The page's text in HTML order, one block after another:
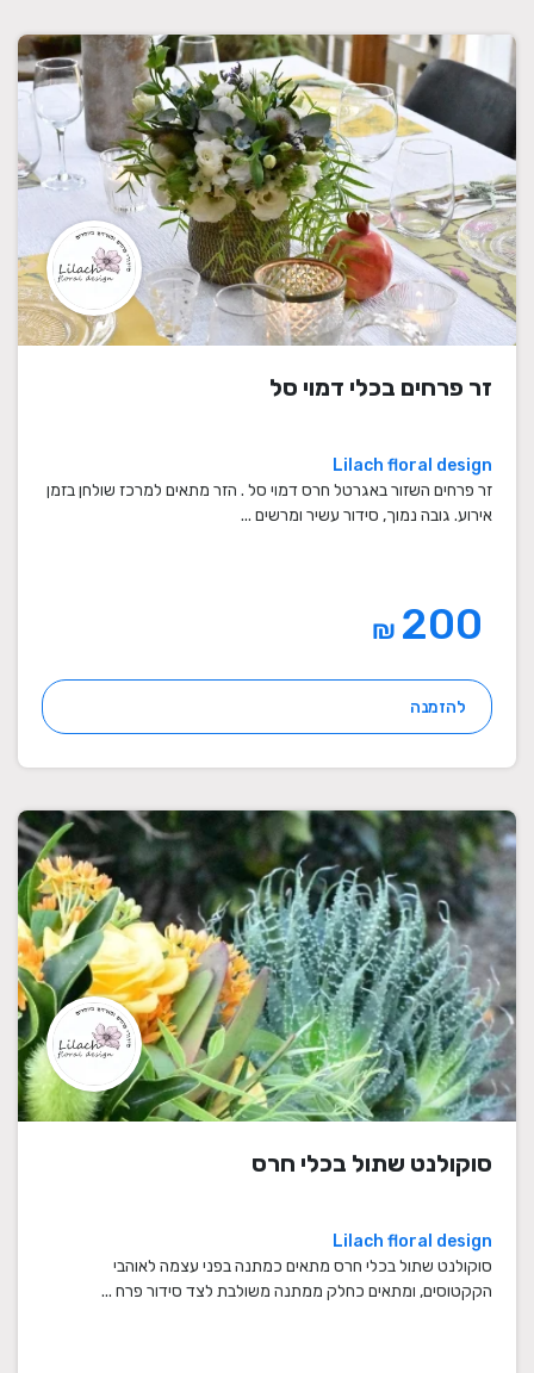
זר פרחים בכלי דמוי סל
Lilach floral design
זר פרחים השזור באגרטל חרס דמוי סל . הזר מתאים למרכז שולחן בזמן
אירוע. גובה נמוך, סידור עשיר ומרשים ...
₪
להזמנה
סוקולנט שתול בכלי חרס
Lilach floral design
סוקולנט שתול בכלי חרס מתאים כמתנה בפני עצמה לאוהבי
הקקטוסים, ומתאים כחלק ממתנה משולבת לצד סידור פרח ...